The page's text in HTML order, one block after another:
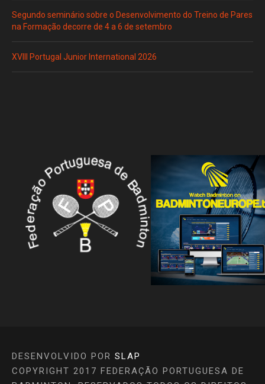
Segundo seminário sobre o Desenvolvimento do Treino de Pares
na Formação decorre de 4 a 6 de setembro
XVIII Portugal Junior International 2026
DESENVOLVIDO POR SLAP
COPYRIGHT 2017 FEDERAÇÃO PORTUGUESA DE